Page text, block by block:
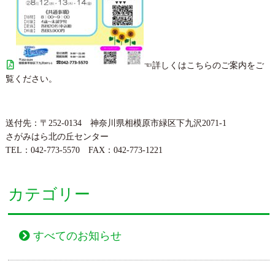
☜詳しくはこちらのご案内をご
覧ください。
送付先：〒252-0134 神奈川県相模原市緑区下九沢2071-1
さがみはら北の丘センター
TEL：042-773-5570 FAX：042-773-1221
カテゴリー
すべてのお知らせ